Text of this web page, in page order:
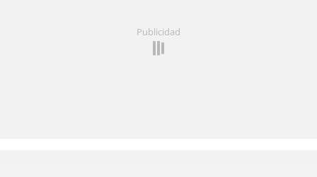
Publicidad